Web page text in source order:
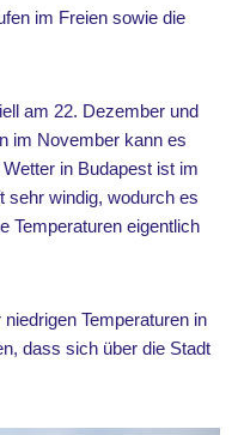
im Freien sowie die
am 22. Dezember und
im November kann es
in Budapest ist im
sehr windig, wodurch es
Temperaturen eigentlich
Temperaturen in
dass sich über die Stadt